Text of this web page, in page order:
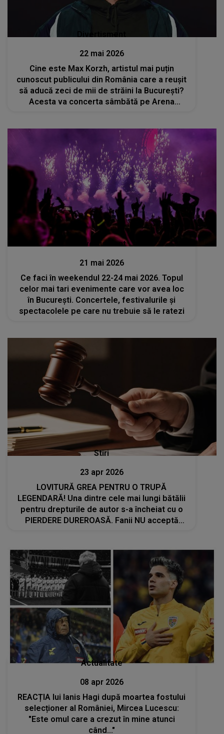
Divertisment
22 mai 2026
Cine este Max Korzh, artistul mai puțin
cunoscut publicului din România care a reușit
să aducă zeci de mii de străini la București?
Acesta va concerta sâmbătă pe Arena
Divertisment
21 mai 2026
Ce faci în weekendul 22-24 mai 2026. Topul
celor mai tari evenimente care vor avea loc
în București. Concertele, festivalurile și
spectacolele pe care nu trebuie să le ratezi
Stiri
23 apr 2026
LOVITURĂ GREA PENTRU O TRUPĂ
LEGENDARĂ! Una dintre cele mai lungi bătălii
pentru drepturile de autor s-a încheiat cu o
PIERDERE DUREROASĂ. Fanii NU acceptă
Actualitate
08 apr 2026
REACȚIA lui Ianis Hagi după moartea fostului
selecționer al României, Mircea Lucescu:
"Este omul care a crezut în mine atunci
când..."